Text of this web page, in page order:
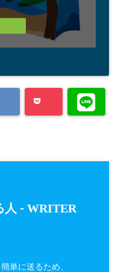
人 - WRITER
単に送るため、